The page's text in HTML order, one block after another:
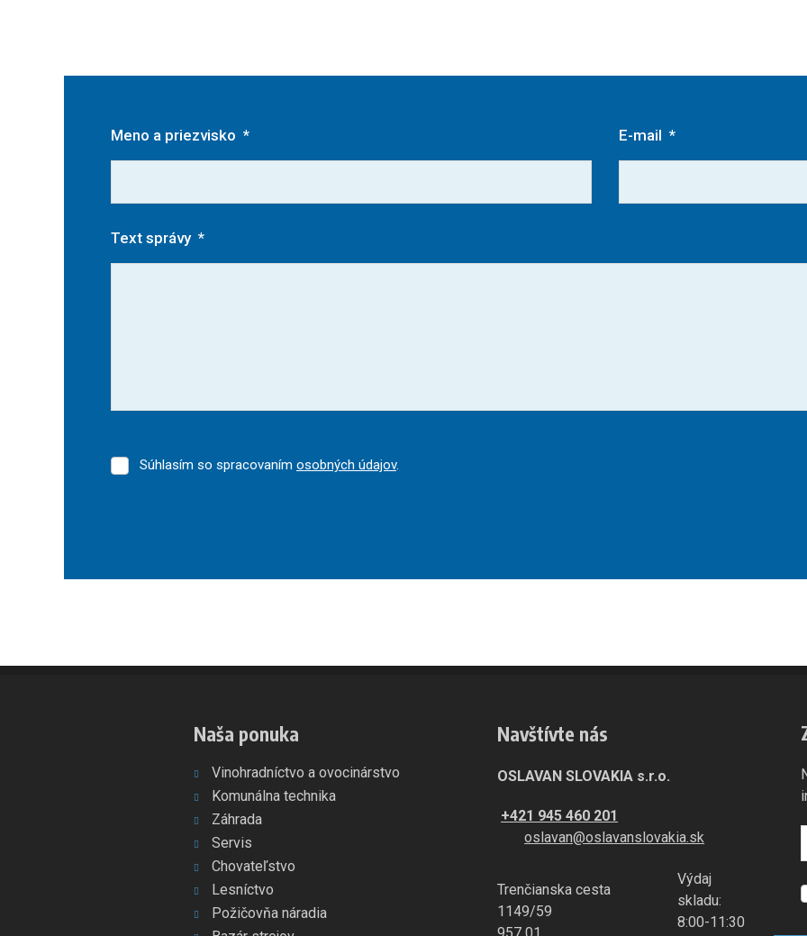
Meno a priezvisko * E-mail *
Text správy *
SúhlasímSúhlasím so spracovaním osobných údajov.
Naša ponuka
Vinohradníctvo a ovocinárstvo
Komunálna technika
Záhrada
Servis
Chovateľstvo
Lesníctvo
Požičovňa náradia
Navštívte nás
OSLAVAN SLOVAKIA s.r.o.
+421 945 460 201
oslavan@oslavanslovakia.sk
Trenčianska cesta
1149/59
Výdaj
skladu:
8:00-11:30